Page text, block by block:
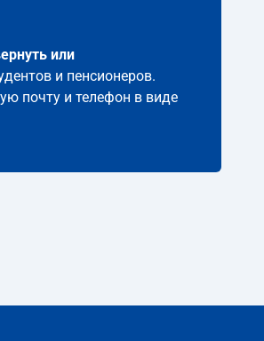
или
и пенсионеров.
почту и телефон в виде